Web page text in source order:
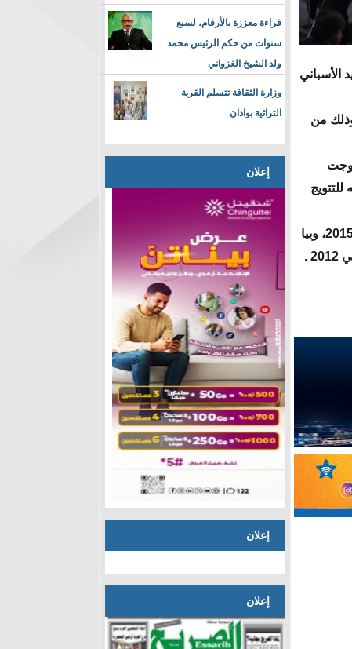
مدريد الأسباني
من
كذلك ضمت القائمة جيل إليس مدربة المنتخب الأمريكي والتي توجت بالجائزة في 2015، وبيا
قراءة معززة بالأرقام، لسبع
سنوات من حكم الرئيس محمد
ولد الشيخ الغزواني
وزارة الثقافة تتسلم القرية
التراثية بوادان
إعلان
إعلان
إعلان